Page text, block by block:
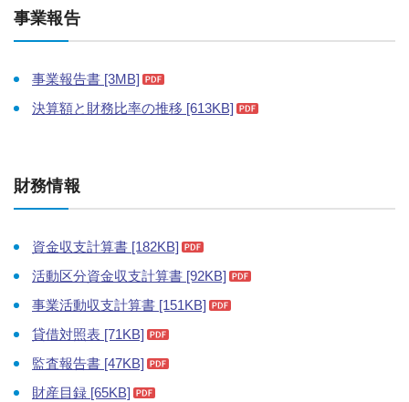
事業報告
事業報告書 [3MB]
決算額と財務比率の推移 [613KB]
財務情報
資金収支計算書 [182KB]
活動区分資金収支計算書 [92KB]
事業活動収支計算書 [151KB]
貸借対照表 [71KB]
監査報告書 [47KB]
財産目録 [65KB]